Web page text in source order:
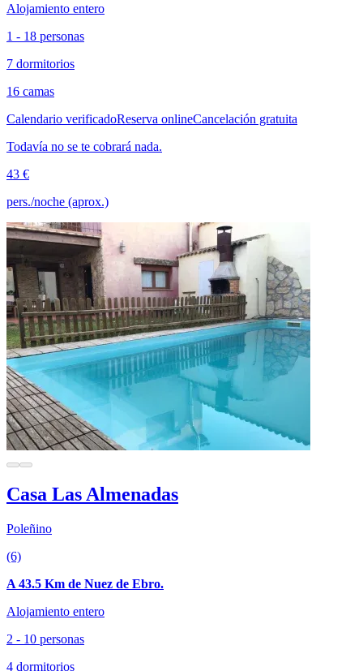
Alojamiento entero
1 - 18 personas
7 dormitorios
16 camas
Calendario verificadoReserva onlineCancelación gratuita
Todavía no se te cobrará nada.
43 €
pers./noche (aprox.)
Casa Las Almenadas
Poleñino
(6)
A 43.5 Km de Nuez de Ebro.
Alojamiento entero
2 - 10 personas
4 dormitorios